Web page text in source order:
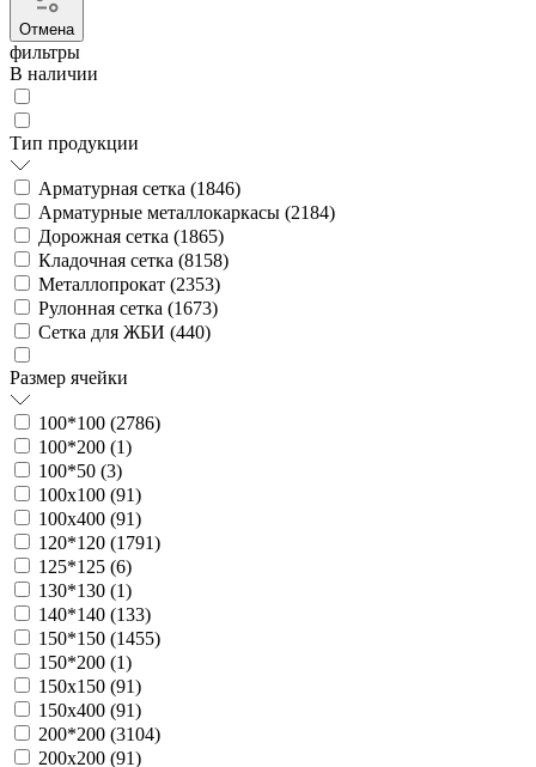
Отмена
фильтры
В наличии
Тип продукции
Арматурная сетка (1846)
Арматурные металлокаркасы (2184)
Дорожная сетка (1865)
Кладочная сетка (8158)
Металлопрокат (2353)
Рулонная сетка (1673)
Сетка для ЖБИ (440)
Размер ячейки
100*100 (2786)
100*200 (1)
100*50 (3)
100х100 (91)
100х400 (91)
120*120 (1791)
125*125 (6)
130*130 (1)
140*140 (133)
150*150 (1455)
150*200 (1)
150х150 (91)
150х400 (91)
200*200 (3104)
200х200 (91)